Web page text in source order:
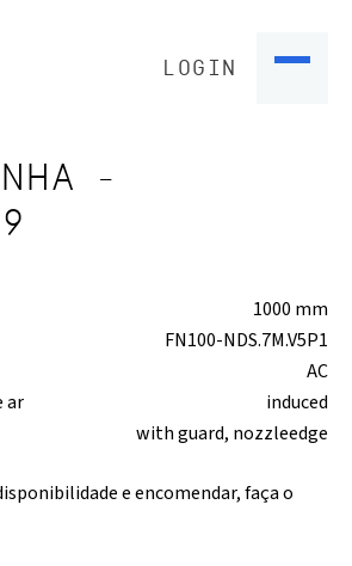
LOGIN
-
1000 mm
FN100-NDS.7M.V5P1
AC
ar
induced
with guard, nozzleedge
e encomendar, faça o